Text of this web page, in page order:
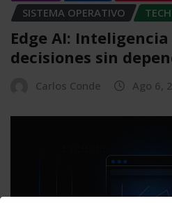
SISTEMA OPERATIVO
TECH
Edge AI:
decisiones sin
Carlos Conde Ago 6,